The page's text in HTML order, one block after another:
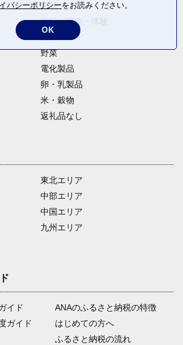
肉類
旅行・宿泊・体験
野菜
電化製品
卵・乳製品
米・穀物
返礼品なし
東北エリア
中部エリア
中国エリア
九州エリア
イド
ガイド
ANAのふるさと納税の特徴
はじめての方へ
ふるさと納税の流れ
バシーポリシーをお読みください。
OK